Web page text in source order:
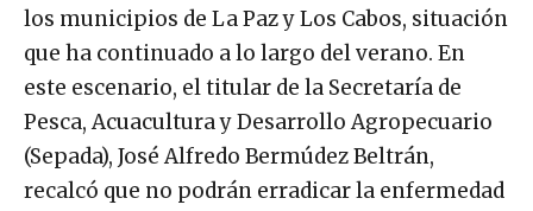
los municipios de La Paz y Los Cabos, situación
que ha continuado a lo largo del verano. En
este escenario, el titular de la Secretaría de
Pesca, Acuacultura y Desarrollo Agropecuario
(Sepada), José Alfredo Bermúdez Beltrán,
recalcó que no podrán erradicar la enfermedad